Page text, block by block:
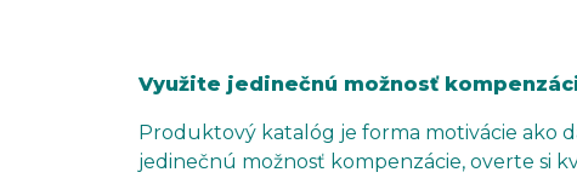
Využite jedinečnú možnosť
Produktový katalóg je forma motivácie ako
jedinečnú možnosť kompenzácie, overte si